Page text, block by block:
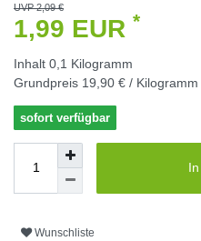
UVP 2,09 €
1,99 EUR *
Inhalt 0,1 Kilogramm
Grundpreis 19,90 € / Kilogramm
sofort verfügbar
Wunschliste